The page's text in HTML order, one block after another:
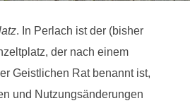
. In Perlach ist der (bisher
der nach einem
Geistlichen Rat benannt ist,
und Nutzungsänderungen